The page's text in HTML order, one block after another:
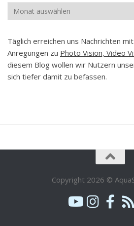
Archiv
Täglich erreichen uns Nachrichten
Anregungen zu Photo Vision, Video
diesem Blog wollen wir Nutzern
sich tiefer damit zu befassen.
Copyright 2026 ©